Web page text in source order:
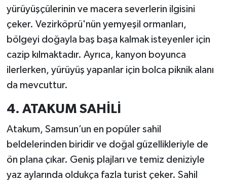
yürüyüşçülerinin ve macera severlerin ilgisini
çeker. Vezirköprü'nün yemyeşil ormanları,
bölgeyi doğayla baş başa kalmak isteyenler için
cazip kılmaktadır. Ayrıca, kanyon boyunca
ilerlerken, yürüyüş yapanlar için bolca piknik alanı
da mevcuttur.
4. ATAKUM SAHİLİ
Atakum, Samsun’un en popüler sahil
beldelerinden biridir ve doğal güzellikleriyle de
ön plana çıkar. Geniş plajları ve temiz deniziyle
yaz aylarında oldukça fazla turist çeker. Sahil